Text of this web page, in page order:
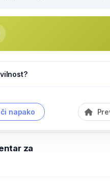
napako
za